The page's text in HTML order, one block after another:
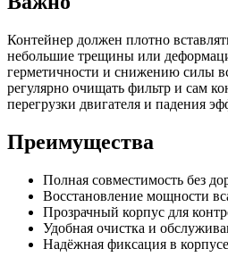
Контейнер должен плотно
небольшие трещины или
герметичности и снижению силы
регулярно очищать фильтр и сам
перегрузки двигателя и падения
Преимущества
Полная совместимость без
Восстановление мощности
Прозрачный корпус для
Удобная очистка и
Надёжная фиксация в